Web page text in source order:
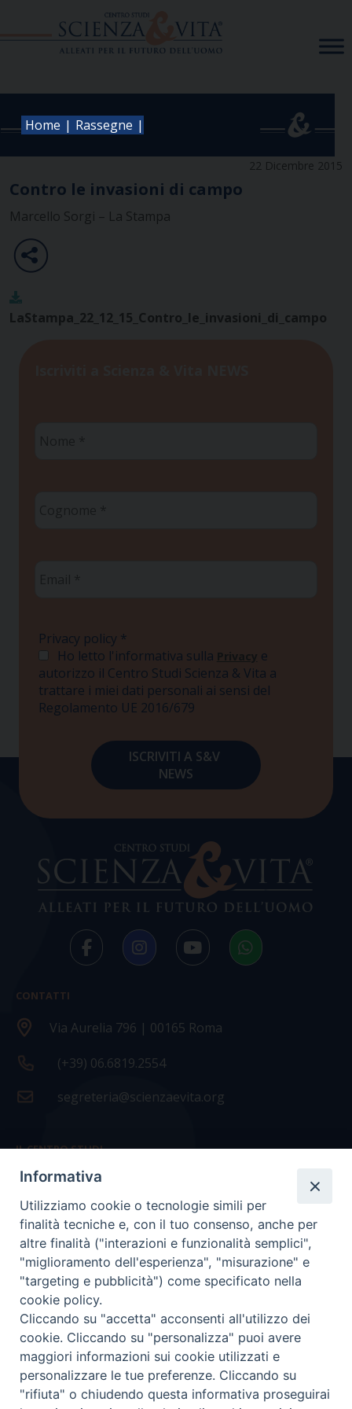
Home | Rassegne |
22 Dicembre 2015
Contro le invasioni di campo
Marcello Sorgi – La Stampa
LaStampa_22_12_15_Contro_le_invasioni_di_campo
Privacy policy *
Ho letto l'informativa sulla Privacy e
autorizzo il Centro Studi Scienza & Vita a
trattare i miei dati personali ai sensi del
Regolamento UE 2016/679
CONTATTI
Via Aurelia 796 | 00165 Roma
(+39) 06.6819.2554
segreteria@scienzaevita.org
IL CENTRO STUDI
La nostra storia
Statuto
Presidenza e ufficio presidenza
Consiglio scientifico
Coordinamento nazionale
COPYRIGHT Scienza & Vita - C.F96600690588- Tutti i
Informativa
Utilizziamo cookie o tecnologie simili per
finalità tecniche e, con il tuo consenso, anche per
altre finalità ("interazioni e funzionalità semplici",
"miglioramento dell'esperienza", "misurazione" e
"targeting e pubblicità") come specificato nella
cookie policy.
Cliccando su "accetta" acconsenti all'utilizzo dei
cookie. Cliccando su "personalizza" puoi avere
maggiori informazioni sui cookie utilizzati e
personalizzare le tue preferenze. Cliccando su
"rifiuta" o chiudendo questa informativa proseguirai